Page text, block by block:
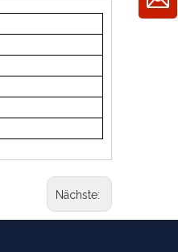
Nächste: